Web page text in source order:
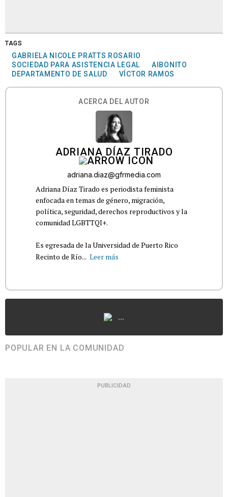
TAGS
GABRIELA NICOLE PRATTS ROSARIO
SOCIEDAD PARA ASISTENCIA LEGAL
AIBONITO
DEPARTAMENTO DE SALUD
VÍCTOR RAMOS
ACERCA DEL AUTOR
ADRIANA DÍAZ TIRADO
adriana.diaz@gfrmedia.com
Adriana Díaz Tirado es periodista feminista
enfocada en temas de género, migración,
política, seguridad, derechos reproductivos y la
comunidad LGBTTQI+.
Es egresada de la Universidad de Puerto Rico
Recinto de Río... Leer más
...
POPULAR EN LA COMUNIDAD
PUBLICIDAD